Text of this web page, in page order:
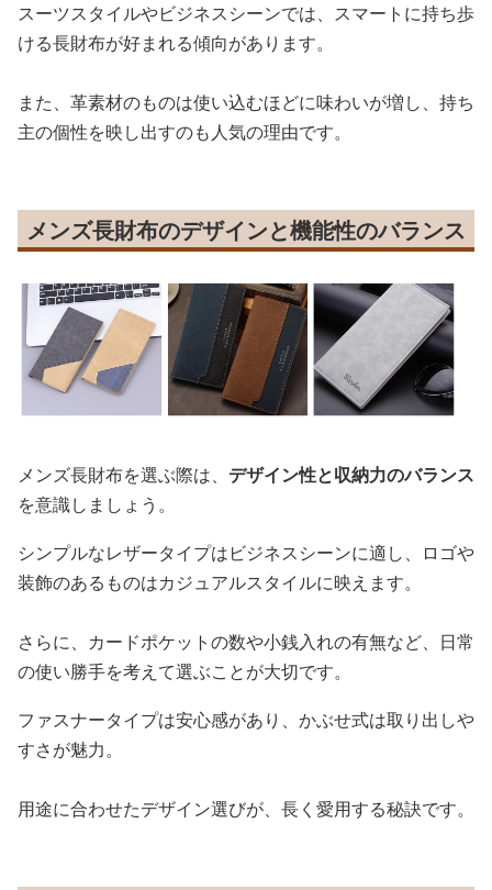
スーツスタイルやビジネスシーンでは、スマートに持ち歩
ける長財布が好まれる傾向があります。
また、革素材のものは使い込むほどに味わいが増し、持ち
主の個性を映し出すのも人気の理由です。
メンズ長財布のデザインと機能性のバランス
メンズ長財布を選ぶ際は、 デザイン性と収納力のバランス
を意識しましょう。
シンプルなレザータイプはビジネスシーンに適し、ロゴや
装飾のあるものはカジュアルスタイルに映えます。
さらに、カードポケットの数や小銭入れの有無など、日常
の使い勝手を考えて選ぶことが大切です。
ファスナータイプは安心感があり、かぶせ式は取り出しや
すさが魅力。
用途に合わせたデザイン選びが、長く愛用する秘訣です。